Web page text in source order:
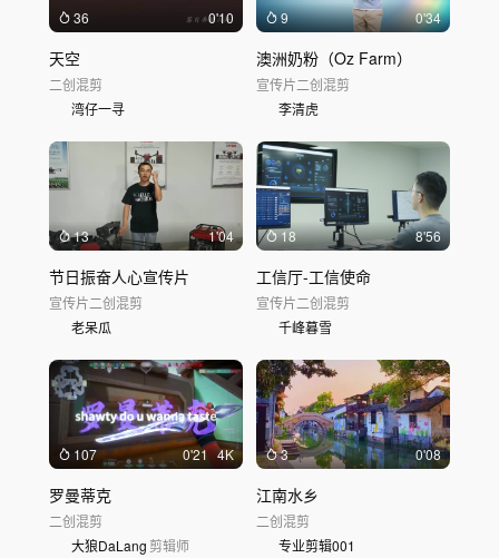
36 0'10
天空
二创混剪
湾仔一寻
9 0'34
澳洲奶粉（Oz Farm）
宣传片二创混剪
李清虎
13 1'04
节日振奋人心宣传片
宣传片二创混剪
老呆瓜
18 8'56
工信厅-工信使命
宣传片二创混剪
千峰暮雪
107 0'21 4K
罗曼蒂克
二创混剪
大狼DaLang 剪辑师
3 0'08
江南水乡
二创混剪
专业剪辑001